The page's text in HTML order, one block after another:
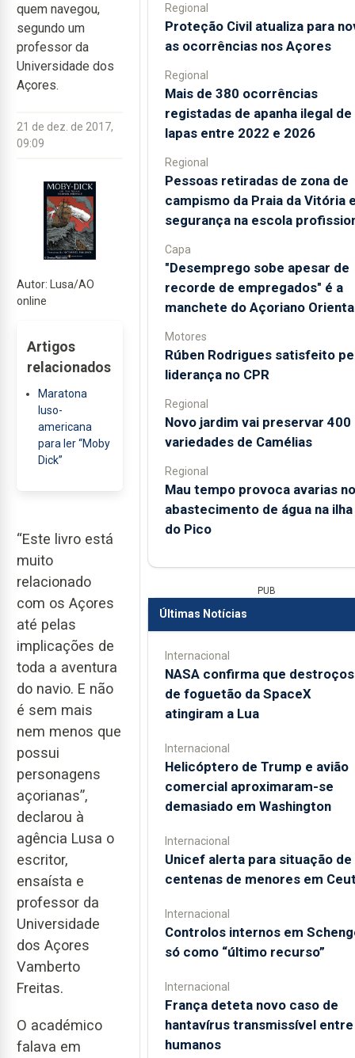
quem navegou,
segundo um
professor da
Universidade dos
Açores.
21 de dez. de 2017,
09:09
Autor: Lusa/AO
online
Artigos
relacionados
Maratona
luso-
americana
para ler “Moby
Dick”
“Este livro está
muito
relacionado
com os Açores
até pelas
implicações de
toda a aventura
do navio. E não
é sem mais
nem menos que
possui
personagens
açorianas”,
declarou à
agência Lusa o
escritor,
ensaísta e
professor da
Universidade
dos Açores
Vamberto
Freitas.
O académico
falava em
Regional
Proteção Civil atualiza para
as ocorrências nos Açores
Regional
Mais de 380 ocorrências
registadas de apanha ilegal de
lapas entre 2022 e 2026
Regional
Pessoas retiradas de zona de
campismo da Praia da Vitória
segurança na escola
Capa
"Desemprego sobe apesar de
recorde de empregados" é a
manchete do Açoriano
Motores
Rúben Rodrigues satisfeito
liderança no CPR
Regional
Novo jardim vai preservar 400
variedades de Camélias
Regional
Mau tempo provoca avarias no
abastecimento de água na ilha
do Pico
PUB
Últimas Notícias
Internacional
NASA confirma que destroços
de foguetão da SpaceX
atingiram a Lua
Internacional
Helicóptero de Trump e avião
comercial aproximaram-se
demasiado em Washington
Internacional
Unicef alerta para situação de
centenas de menores em
Internacional
Controlos internos em
só como “último recurso”
Internacional
França deteta novo caso de
hantavírus transmissível entre
humanos